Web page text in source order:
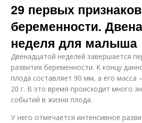
29 первых признаков
беременности.
неделя для малыша
Двенадцатой неделей завершается
развития беременности. К концу
плода составляет 90 мм, а его масса
20 г. В это время происходит много
событий в жизни плода.
У него отмечается интенсивное